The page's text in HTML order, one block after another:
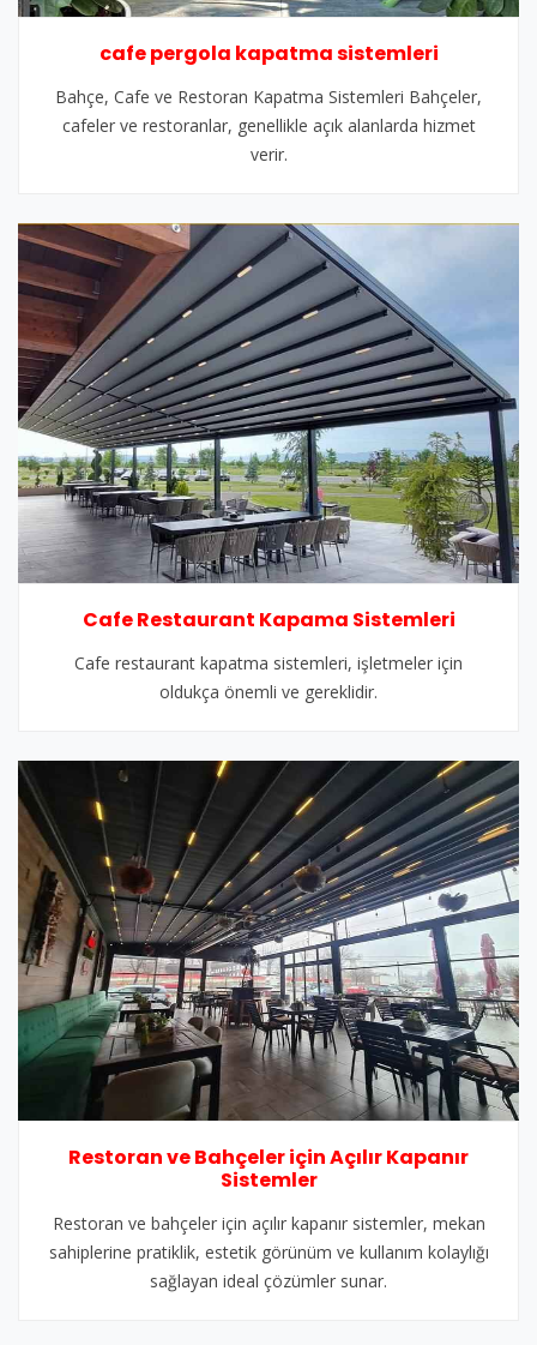
cafe pergola kapatma sistemleri
Bahçe, Cafe ve Restoran Kapatma Sistemleri Bahçeler,
cafeler ve restoranlar, genellikle açık alanlarda hizmet
verir.
Cafe Restaurant Kapama Sistemleri
Cafe restaurant kapatma sistemleri, işletmeler için
oldukça önemli ve gereklidir.
Restoran ve Bahçeler için Açılır Kapanır
Sistemler
Restoran ve bahçeler için açılır kapanır sistemler, mekan
sahiplerine pratiklik, estetik görünüm ve kullanım kolaylığı
sağlayan ideal çözümler sunar.